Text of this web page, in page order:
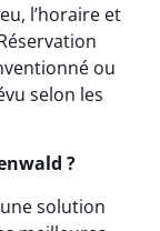
l’horaire et
ou
selon les
?
solution